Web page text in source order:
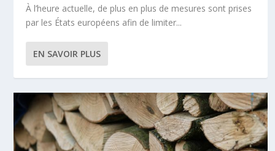
À l’heure actuelle, de plus en plus de mesures sont prises
par les États européens afin de limiter...
EN SAVOIR PLUS